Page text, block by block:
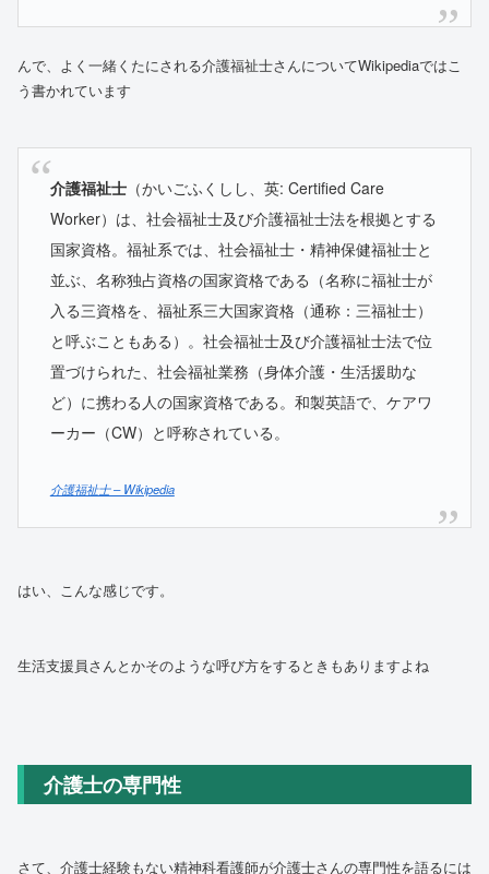
んで、よく一緒くたにされる介護福祉士さんについてWikipediaではこ
う書かれています
介護福祉士（かいごふくしし、英: Certified Care
Worker）は、社会福祉士及び介護福祉士法を根拠とする
国家資格。福祉系では、社会福祉士・精神保健福祉士と
並ぶ、名称独占資格の国家資格である（名称に福祉士が
入る三資格を、福祉系三大国家資格（通称：三福祉士）
と呼ぶこともある）。社会福祉士及び介護福祉士法で位
置づけられた、社会福祉業務（身体介護・生活援助な
ど）に携わる人の国家資格である。和製英語で、ケアワ
ーカー（CW）と呼称されている。
介護福祉士 – Wikipedia
はい、こんな感じです。
生活支援員さんとかそのような呼び方をするときもありますよね
介護士の専門性
さて、介護士経験もない精神科看護師が介護士さんの専門性を語るには